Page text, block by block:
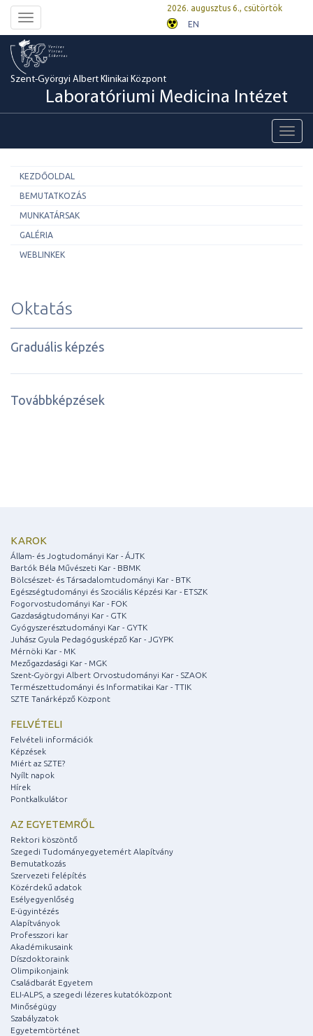
Toggle
navigation
2026. augusztus 6., csütörtök
EN
Szent-Györgyi Albert Klinikai Központ
Laboratóriumi Medicina Intézet
KEZDŐOLDAL
BEMUTATKOZÁS
MUNKATÁRSAK
GALÉRIA
WEBLINKEK
Oktatás
Graduális képzés
Továbbképzések
KAROK
Állam- és Jogtudományi Kar - ÁJTK
Bartók Béla Művészeti Kar - BBMK
Bölcsészet- és Társadalomtudományi Kar - BTK
Egészségtudományi és Szociális Képzési Kar - ETSZK
Fogorvostudományi Kar - FOK
Gazdaságtudományi Kar - GTK
Gyógyszerésztudományi Kar - GYTK
Juhász Gyula Pedagógusképző Kar - JGYPK
Mérnöki Kar - MK
Mezőgazdasági Kar - MGK
Szent-Györgyi Albert Orvostudományi Kar - SZAOK
Természettudományi és Informatikai Kar - TTIK
SZTE Tanárképző Központ
FELVÉTELI
Felvételi információk
Képzések
Miért az SZTE?
Nyílt napok
Hírek
Pontkalkulátor
AZ EGYETEMRŐL
Rektori köszöntő
Szegedi Tudományegyetemért Alapítvány
Bemutatkozás
Szervezeti felépítés
Közérdekű adatok
Esélyegyenlőség
E-ügyintézés
Alapítványok
Professzori kar
Akadémikusaink
Díszdoktoraink
Olimpikonjaink
Családbarát Egyetem
ELI-ALPS, a szegedi lézeres kutatóközpont
Minőségügy
Szabályzatok
Egyetemtörténet